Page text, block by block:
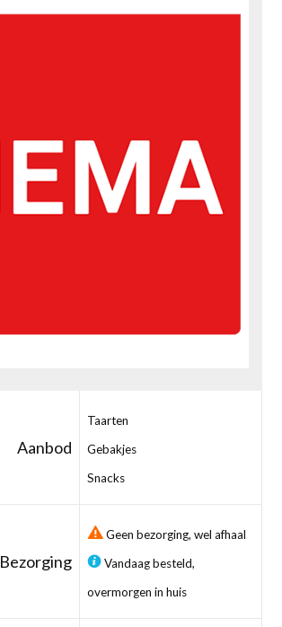
Aanbod
Taarten
Gebakjes
Snacks
Bezorging
Geen bezorging, wel afhaal
Vandaag besteld,
overmorgen in huis